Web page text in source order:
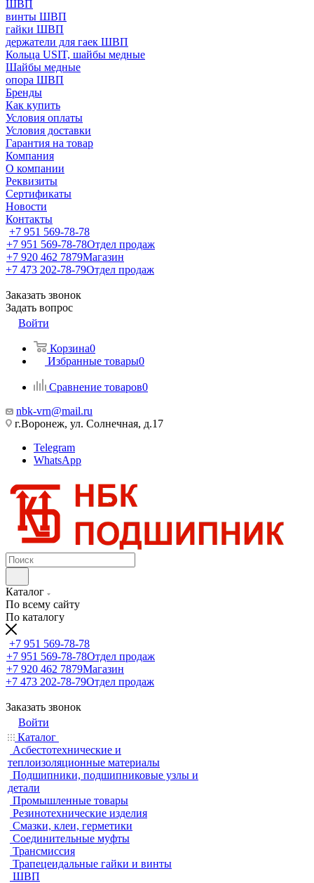
ШВП
винты ШВП
гайки ШВП
держатели для гаек ШВП
Кольца USIT, шайбы медные
Шайбы медные
опора ШВП
Бренды
Как купить
Условия оплаты
Условия доставки
Гарантия на товар
Компания
О компании
Реквизиты
Сертификаты
Новости
Контакты
+7 951 569-78-78
+7 951 569-78-78Отдел продаж
+7 920 462 7879Магазин
+7 473 202-78-79Отдел продаж
Заказать звонок
Задать вопрос
Войти
Корзина0
Избранные товары0
Сравнение товаров0
nbk-vrn@mail.ru
г.Воронеж, ул. Солнечная, д.17
Telegram
WhatsApp
Каталог
По всему сайту
По каталогу
+7 951 569-78-78
+7 951 569-78-78Отдел продаж
+7 920 462 7879Магазин
+7 473 202-78-79Отдел продаж
Заказать звонок
Войти
Каталог
Асбестотехнические и
теплоизоляционные материалы
Подшипники, подшипниковые узлы и
детали
Промышленные товары
Резинотехнические изделия
Смазки, клеи, герметики
Соединительные муфты
Трансмиссия
Трапецеидальные гайки и винты
ШВП